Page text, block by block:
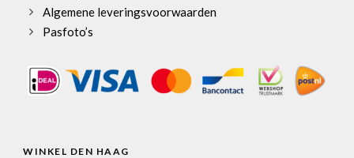
Algemene leveringsvoorwaarden
Pasfoto’s
WINKEL DEN HAAG